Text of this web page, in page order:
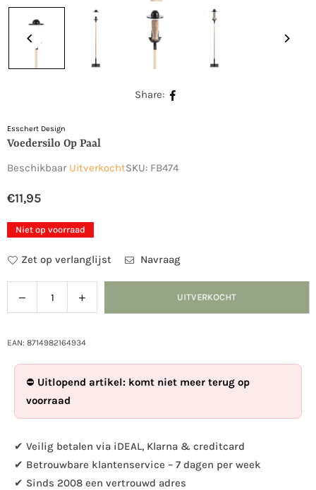
Share:
Esschert Design
Voedersilo Op Paal
Beschikbaar UitverkochtSKU: FB474
Normale
prijs
€11,95
Niet op voorraad
Zet op verlanglijst Navraag
Hoeveelheid
Verlaag
de
voor
paal
Verhoog
de
voor
paal
UITVERKOCHT
EAN: 8714982164934
⛔ Uitlopend artikel: komt niet meer terug op
voorraad
✔ Veilig betalen via iDEAL, Klarna & creditcard
✔ Betrouwbare klantenservice – 7 dagen per week
✔ Sinds 2008 een vertrouwd adres